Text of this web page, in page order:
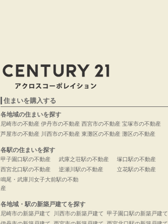
住まいを購入する
各地域の住まいを探す
尼崎市の不動産
芦屋市の不動産
伊丹市の不動産
川西市の不動産
西宮市の不動産
東灘区の不動産
宝塚市の不動産
灘区の不動産
各駅の住まいを探す
甲子園口駅の不動産
西宮北口駅の不動産
武庫之荘駅の不動産
逆瀬川駅の不動産
塚口駅の不動産
立花駅の不動産
鳴尾・武庫川女子大前駅の不動
産
各地域・駅の新築戸建てを探す
尼崎市の新築戸建て
川西市の新築戸建て 甲子園口駅の新築戸建て